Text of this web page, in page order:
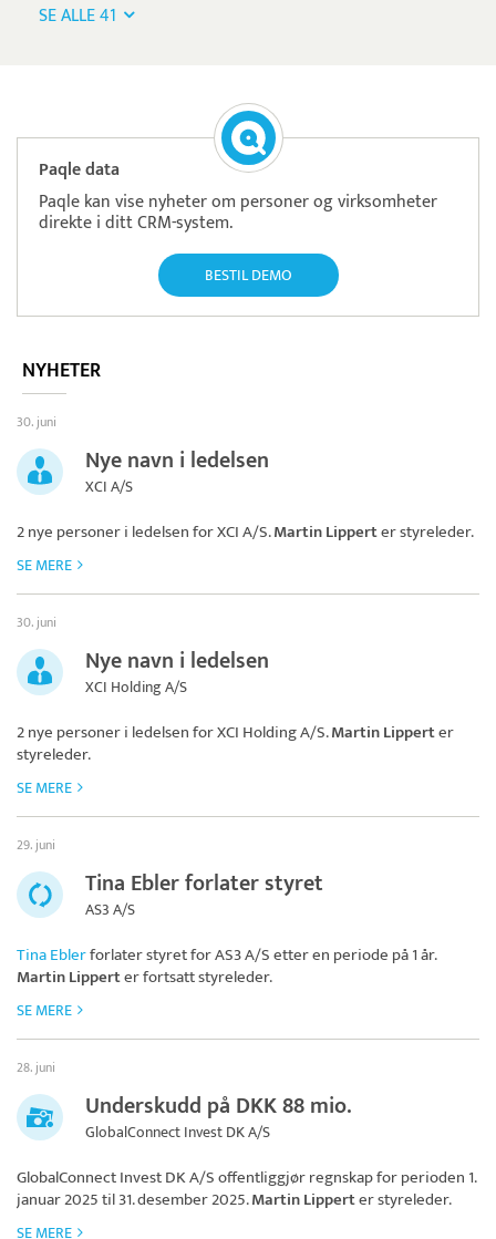
SE ALLE 41
Paqle data
Paqle kan vise nyheter om personer og virksomheter
direkte i ditt CRM-system.
BESTIL DEMO
NYHETER
30. juni
Nye navn i ledelsen
XCI A/S
2 nye personer i ledelsen forXCI A/S.Martin Lipperter styreleder.
SE MERE
30. juni
Nye navn i ledelsen
XCI Holding A/S
2 nye personer i ledelsen forXCI Holding A/S.Martin Lipperter
styreleder.
SE MERE
29. juni
Tina Ebler forlater styret
AS3 A/S
Tina Eblerforlater styret forAS3 A/Setter en periode på 1 år.
Martin Lipperter fortsatt styreleder.
SE MERE
28. juni
Underskudd på DKK 88 mio.
GlobalConnect Invest DK A/S
GlobalConnect Invest DK A/Soffentliggjør regnskap for perioden 1.
januar 2025 til 31. desember 2025.Martin Lipperter styreleder.
SE MERE